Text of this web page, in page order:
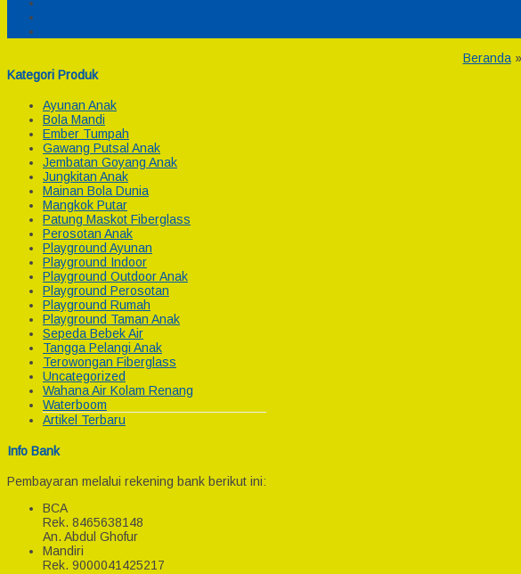
Kategori Produk
Ayunan Anak
Bola Mandi
Ember Tumpah
Gawang Putsal Anak
Jembatan Goyang Anak
Jungkitan Anak
Mainan Bola Dunia
Mangkok Putar
Patung Maskot Fiberglass
Perosotan Anak
Playground Ayunan
Playground Indoor
Playground Outdoor Anak
Playground Perosotan
Playground Rumah
Playground Taman Anak
Sepeda Bebek Air
Tangga Pelangi Anak
Terowongan Fiberglass
Uncategorized
Wahana Air Kolam Renang
Waterboom
Artikel Terbaru
Info Bank
Pembayaran melalui rekening bank berikut ini:
BCA
Rek. 8465638148
An. Abdul Ghofur
Mandiri
Rek. 9000041425217
Beranda»